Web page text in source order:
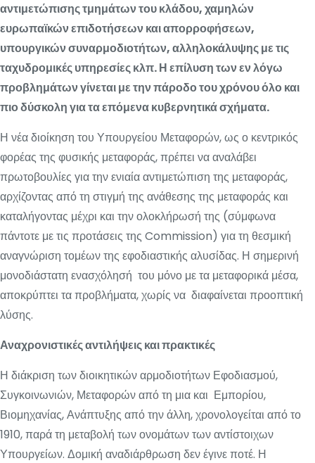
αντιμετώπισης τμημάτων του κλάδου, χαμηλών
ευρωπαϊκών επιδοτήσεων και απορροφήσεων,
υπουργικών συναρμοδιοτήτων, αλληλοκάλυψης με τις
ταχυδρομικές υπηρεσίες κλπ.Η επίλυση των εν λόγω
προβλημάτων γίνεται με την πάροδο του χρόνου όλο και
πιο δύσκολη για τα επόμενα κυβερνητικά σχήματα.
Η νέα διοίκηση του Υπουργείου Μεταφορών, ως ο κεντρικός
φορέας της φυσικής μεταφοράς, πρέπει να αναλάβει
πρωτοβουλίες για την ενιαία αντιμετώπιση της μεταφοράς,
αρχίζοντας από τη στιγμή της ανάθεσης της μεταφοράς και
καταλήγοντας μέχρι και την ολοκλήρωσή της (σύμφωνα
πάντοτε με τις προτάσεις της Commission) για τη θεσμική
αναγνώριση τομέων της εφοδιαστικής αλυσίδας. Η σημερινή
μονοδιάστατη ενασχόλησή του μόνο με τα μεταφορικά μέσα,
αποκρύπτει τα προβλήματα, χωρίς να διαφαίνεται προοπτική
λύσης.
Αναχρονιστικές αντιλήψεις και πρακτικές
Η διάκριση των διοικητικών αρμοδιοτήτων Εφοδιασμού,
Συγκοινωνιών, Μεταφορών από τη μια και Εμπορίου,
Βιομηχανίας, Ανάπτυξης από την άλλη, χρονολογείται από το
1910, παρά τη μεταβολή των ονομάτων των αντίστοιχων
Υπουργείων. Δομική αναδιάρθρωση δεν έγινε ποτέ. Η